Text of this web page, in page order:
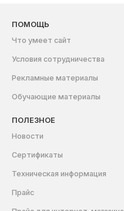
ПОМОЩЬ
Что умеет сайт
Условия сотрудничества
Рекламные материалы
Обучающие материалы
ПОЛЕЗНОЕ
Новости
Сертификаты
Техническая информация
Прайс